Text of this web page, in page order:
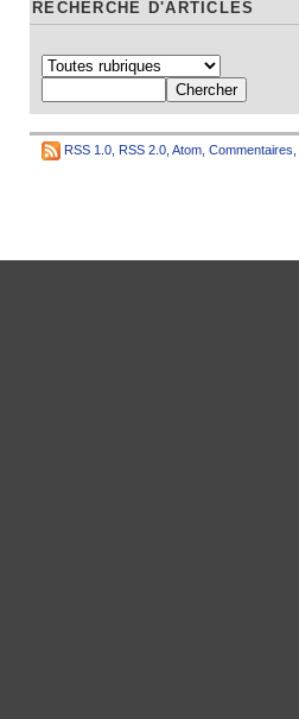
RECHERCHE D'ARTICLES
RSS 1.0 RSS 2.0 Atom Commentaires